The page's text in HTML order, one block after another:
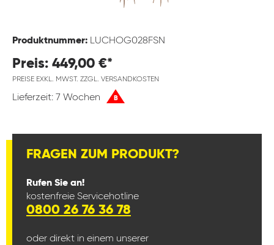
Produktnummer: LUCHOG028FSN
Preis: 449,00 €*
PREISE EXKL. MWST. ZZGL. VERSANDKOSTEN
Lieferzeit: 7 Wochen B
FRAGEN ZUM PRODUKT?
Rufen Sie an!
kostenfreie Servicehotline
0800 26 76 36 78
oder direkt in einem unserer